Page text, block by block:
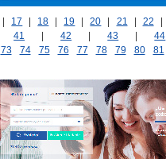
17 18 19 20 21 22
41 42 43 44
73 74 75 76 77 78 79 80 81